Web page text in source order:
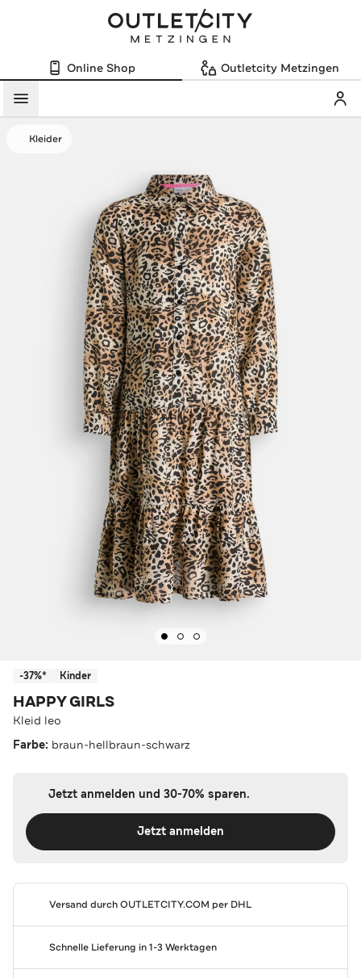
Online Shop Outletcity Metzingen
Menü
Kleider
-37%* Kinder
HAPPY GIRLS
Kleid leo
Farbe: braun-hellbraun-schwarz
Jetzt anmelden und 30-70% sparen.
Jetzt anmelden
Versand durchOUTLETCITY.COM per DHL
Schnelle Lieferung in 1-3 Werktagen